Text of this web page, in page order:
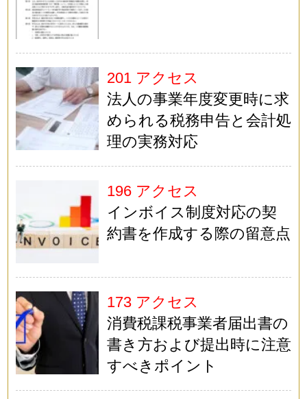
201 アクセス
法人の事業年度変更時に求
められる税務申告と会計処
理の実務対応
196 アクセス
インボイス制度対応の契
約書を作成する際の留意点
173 アクセス
消費税課税事業者届出書の
書き方および提出時に注意
すべきポイント